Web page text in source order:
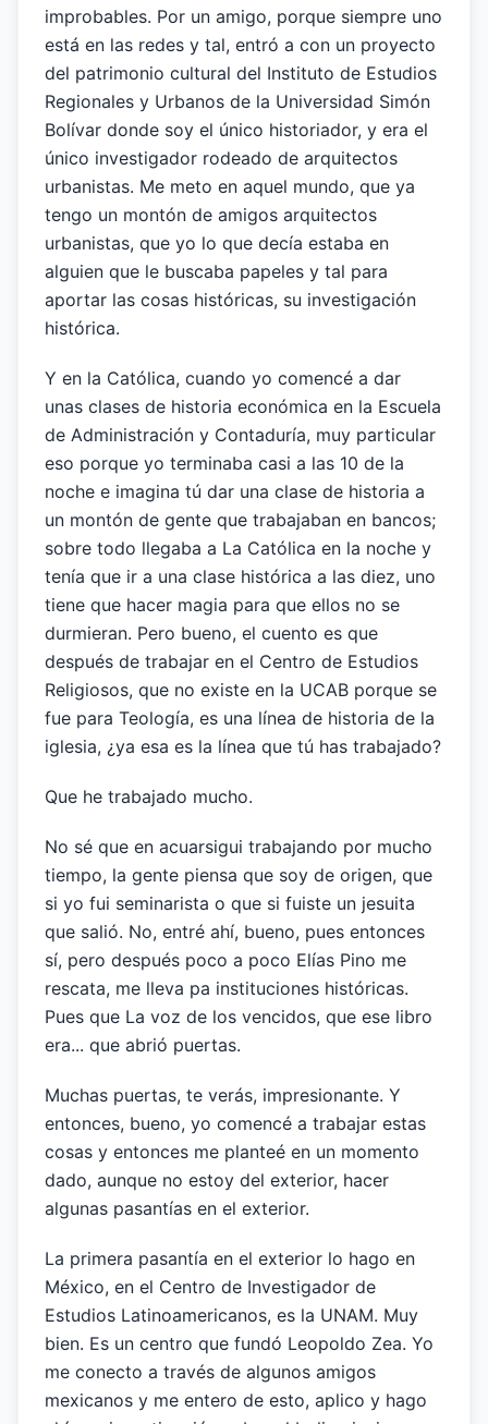
improbables. Por un amigo, porque siempre uno
está en las redes y tal, entró a con un proyecto
del patrimonio cultural del Instituto de Estudios
Regionales y Urbanos de la Universidad Simón
Bolívar donde soy el único historiador, y era el
único investigador rodeado de arquitectos
urbanistas. Me meto en aquel mundo, que ya
tengo un montón de amigos arquitectos
urbanistas, que yo lo que decía estaba en
alguien que le buscaba papeles y tal para
aportar las cosas históricas, su investigación
histórica.
Y en la Católica, cuando yo comencé a dar
unas clases de historia económica en la Escuela
de Administración y Contaduría, muy particular
eso porque yo terminaba casi a las 10 de la
noche e imagina tú dar una clase de historia a
un montón de gente que trabajaban en bancos;
sobre todo llegaba a La Católica en la noche y
tenía que ir a una clase histórica a las diez, uno
tiene que hacer magia para que ellos no se
durmieran. Pero bueno, el cuento es que
después de trabajar en el Centro de Estudios
Religiosos, que no existe en la UCAB porque se
fue para Teología, es una línea de historia de la
iglesia, ¿ya esa es la línea que tú has trabajado?
Que he trabajado mucho.
No sé que en acuarsigui trabajando por mucho
tiempo, la gente piensa que soy de origen, que
si yo fui seminarista o que si fuiste un jesuita
que salió. No, entré ahí, bueno, pues entonces
sí, pero después poco a poco Elías Pino me
rescata, me lleva pa instituciones históricas.
Pues que La voz de los vencidos, que ese libro
era... que abrió puertas.
Muchas puertas, te verás, impresionante. Y
entonces, bueno, yo comencé a trabajar estas
cosas y entonces me planteé en un momento
dado, aunque no estoy del exterior, hacer
algunas pasantías en el exterior.
La primera pasantía en el exterior lo hago en
México, en el Centro de Investigador de
Estudios Latinoamericanos, es la UNAM. Muy
bien. Es un centro que fundó Leopoldo Zea. Yo
me conecto a través de algunos amigos
mexicanos y me entero de esto, aplico y hago